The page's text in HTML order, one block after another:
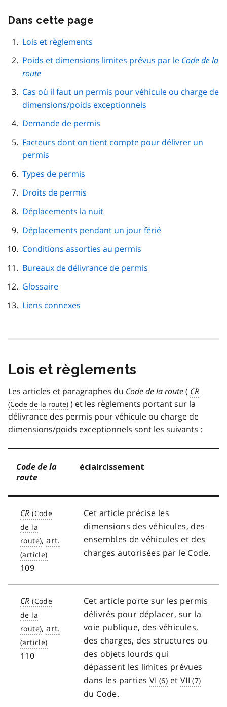
Dans cette page
page
Lois et règlements
Poids et dimensions limites prévus par le Code de la
route
Cas où il faut un permis pour véhicule ou charge de
dimensions/poids exceptionnels
Demande de permis
Facteurs dont on tient compte pour délivrer un
permis
Types de permis
Droits de permis
Déplacements la nuit
Déplacements pendant un jour férié
Conditions assorties au permis
Bureaux de délivrance de permis
Glossaire
Liens connexes
Lois et règlements
Les articles et paragraphes du Code de la route( CR
) et les règlements portant sur la
délivrance des permis pour véhicule ou charge de
dimensions/poids exceptionnels sont les suivants :
Code de la
route
éclaircissement
CR
,art.
109
Cet article précise les
dimensions des véhicules, des
ensembles de véhicules et des
charges autorisées par le Code.
CR
,art.
110
Cet article porte sur les permis
délivrés pour déplacer, sur la
voie publique, des véhicules,
des charges, des structures ou
des objets lourds qui
dépassent les limites prévues
dans les parties VI et VII
du Code.